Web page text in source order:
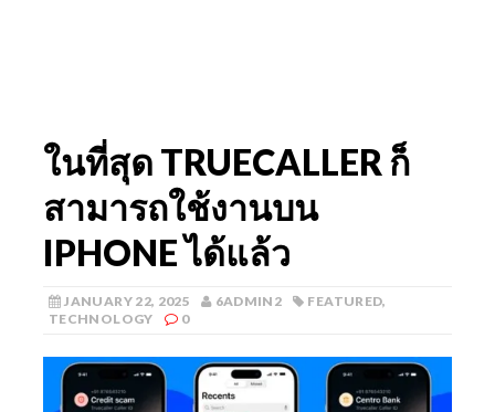
ในที่สุด TRUECALLER ก็
สามารถใช้งานบน
IPHONE ได้แล้ว
JANUARY 22, 2025 6ADMIN2 FEATURED,
TECHNOLOGY
0